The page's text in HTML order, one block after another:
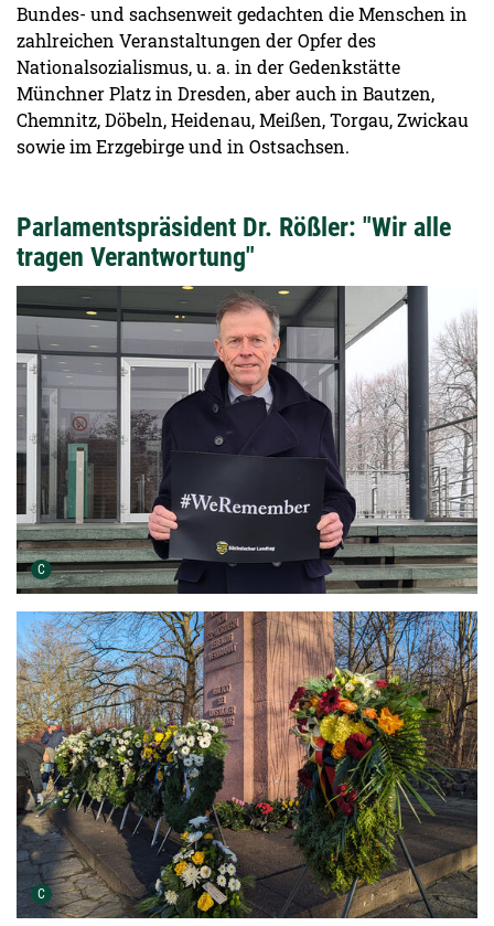
Bundes- und sachsenweit gedachten die Menschen in
zahlreichen Veranstaltungen der Opfer des
Nationalsozialismus, u. a. in der Gedenkstätte
Münchner Platz in Dresden, aber auch in Bautzen,
Chemnitz, Döbeln, Heidenau, Meißen, Torgau, Zwickau
sowie im Erzgebirge und in Ostsachsen.
Parlamentspräsident Dr. Rößler: "Wir alle
tragen Verantwortung"
C Urheber der Grafik:
C Urheber der Grafik: